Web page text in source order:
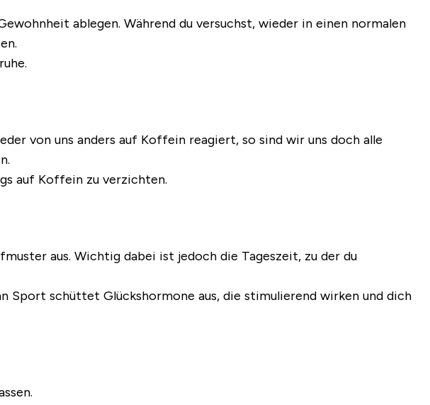
ablegen. Während du versuchst, wieder in einen normalen
von uns anders auf Koffein reagiert, so sind wir uns doch alle
auf Koffein zu verzichten.
aus. Wichtig dabei ist jedoch die Tageszeit, zu der du
Sport schüttet Glückshormone aus, die stimulierend wirken und dich